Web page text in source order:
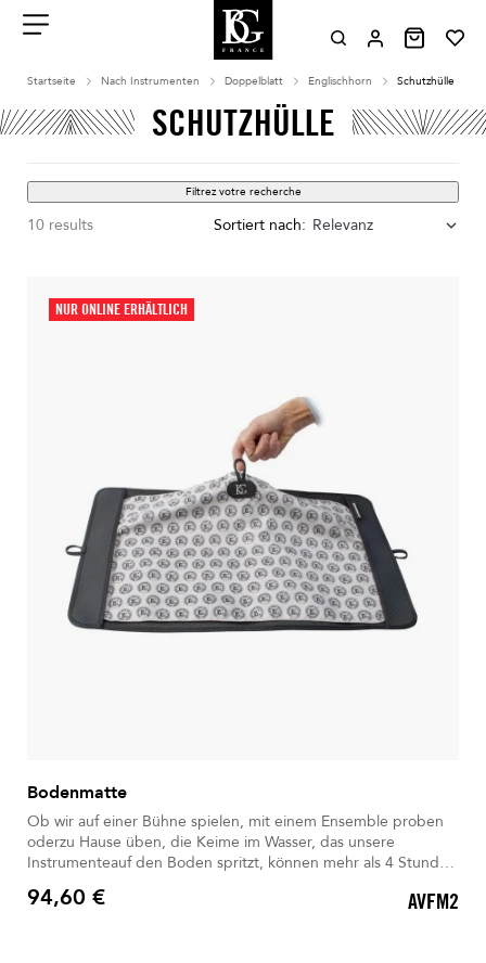
contenu
Startseite Nach Instrumenten Doppelblatt Englischhorn Schutzhülle
SCHUTZHÜLLE
Filtrez votre recherche
10 results Sortiert nach: Relevanz
NUR ONLINE ERHÄLTLICH
Bodenmatte
Ob wir auf einer Bühne spielen, mit einem Ensemble proben
oderzu Hause üben, die Keime im Wasser, das unsere
Instrumenteauf den Boden spritzt, können mehr als 4 Stunden
Vorsichtsmaßnahmen gegen das Virus zu ergreifen.
Preis
94,60 € AVFM2